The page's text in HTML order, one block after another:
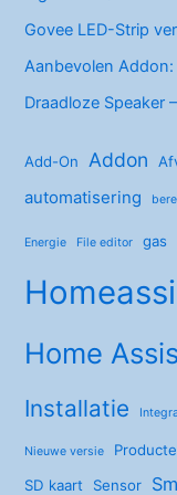
Govee LED-Strip
Aanbevolen
Draadloze Speaker
Add-On Addon
automatisering
Energie File editor gas
Home
Installatie
Nieuwe versie
SD kaart
Sensor